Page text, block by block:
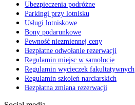
Ubezpieczenia podróżne
Parkingi przy lotnisku
Usługi lotniskowe
Bony podarunkowe
Pewność niezmiennej ceny
Bezpłatne odwołanie rezerwacji
Regulamin miejsc w samolocie
Regulamin wycieczek fakultatywnych
Regulamin szkoleń narciarskich
Bezpłatna zmiana rezerwacji